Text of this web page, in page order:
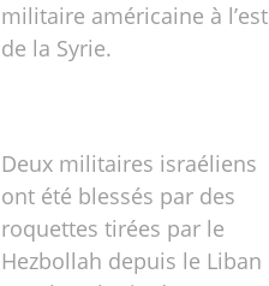
militaire américaine à l’est
de la Syrie.
Deux militaires israéliens
ont été blessés par des
roquettes tirées par le
Hezbollah depuis le Liban